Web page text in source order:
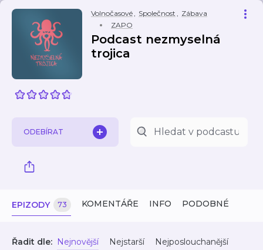
Volnočasové, Společnost , Zábava
ZAPO
Podcast nezmyselná
trojica
ODEBÍRAT
EPIZODY 73 KOMENTÁŘE INFO PODOBNÉ
Řadit dle: Nejnovější Nejstarší Nejposlouchanější